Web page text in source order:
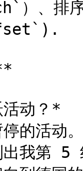
）、排
动？*
的活动
我第 5